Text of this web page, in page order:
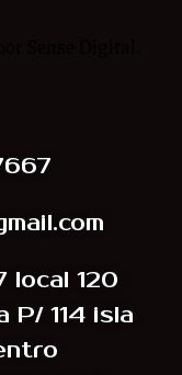
local 120
P/ 114 isla